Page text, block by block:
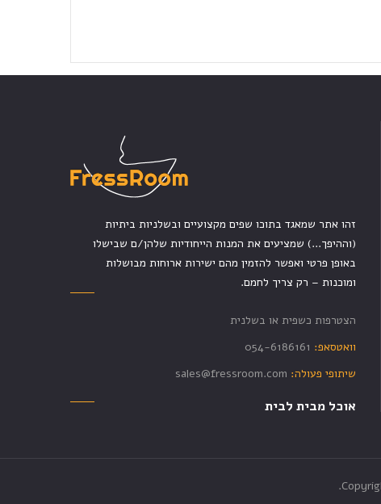
זהו אתר שמאגד בתוכו שפים מקצועיים ובשלניות ביתיות
(וההיפך...) שמציעים את המנות הייחודיות שלהן/ם שבישלו
באופן פרטי ואפשר להזמין מהם ישירות ארוחות מבושלות
ומוכנות – רק צריך לחמם.
הצטרפות כשפית או בשלנית
וואטסאפ: 054-6186161
שיתופי פעולה: sales@fressroom.com
אוכל מבית לבית